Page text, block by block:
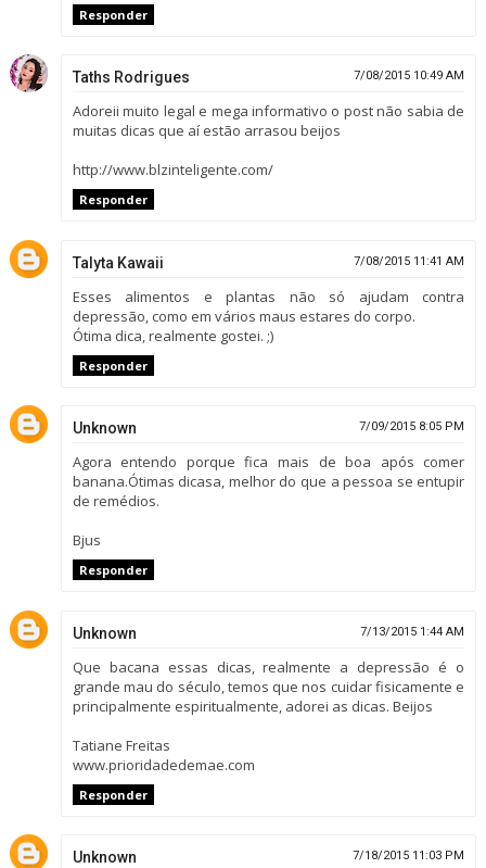
Responder
Taths Rodrigues 7/08/2015 10:49 AM
Adoreii muito legal e mega informativo o post não sabia de
muitas dicas que aí estão arrasou beijos
http://www.blzinteligente.com/
Responder
Talyta Kawaii 7/08/2015 11:41 AM
Esses alimentos e plantas não só ajudam contra
depressão, como em vários maus estares do corpo.
Ótima dica, realmente gostei. ;)
Responder
Unknown 7/09/2015 8:05 PM
Agora entendo porque fica mais de boa após comer
banana.Ótimas dicasa, melhor do que a pessoa se entupir
de remédios.
Bjus
Responder
Unknown 7/13/2015 1:44 AM
Que bacana essas dicas, realmente a depressão é o
grande mau do século, temos que nos cuidar fisicamente e
principalmente espiritualmente, adorei as dicas. Beijos
Tatiane Freitas
www.prioridadedemae.com
Responder
Unknown 7/18/2015 11:03 PM